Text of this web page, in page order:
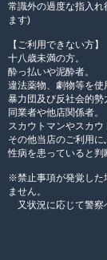
常識外の過度な指入
ます)
【ご利用できない方】
十八歳未満の方。
酔っ払いや泥酔者。
違法薬物、劇物等を使
暴力団及び反社会的勢
同業者や他店関係者。
スカウトマンやスカウ
その他当店のご利用に
性病を患っていると
※禁止事項が発覚した
ません。
又状況に応じて警察